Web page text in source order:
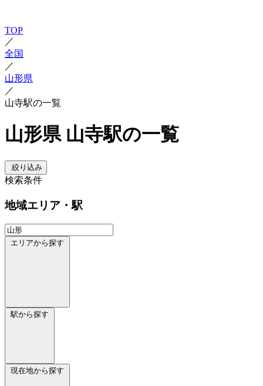
TOP
／
全国
／
山形県
／
山寺駅の一覧
山形県 山寺駅の一覧
絞り込み
検索条件
地域エリア・駅
エリアから探す
駅から探す
現在地から探す